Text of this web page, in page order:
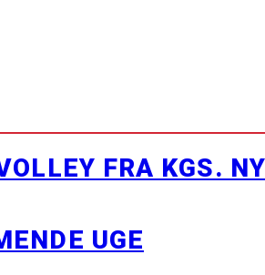
FRA KGS.
UGE